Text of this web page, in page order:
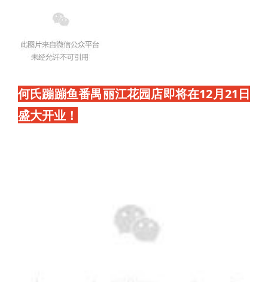
何氏蹦蹦鱼番禺丽江花园店即将在12月21日
盛大开业！